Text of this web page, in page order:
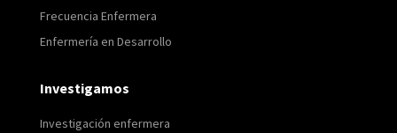
Frecuencia Enfermera
Enfermería en Desarrollo
Investigamos
Investigación enfermera